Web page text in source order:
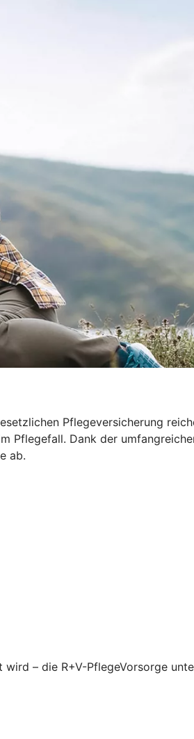
Pflegeversicherung
Pflegefall. Dank der
ab.
– die R+V-PflegeVorsorge